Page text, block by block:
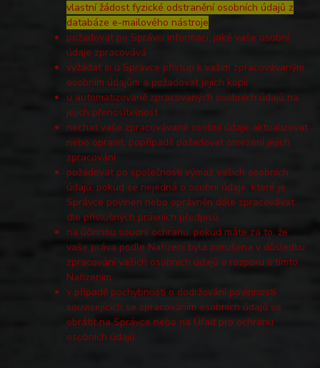
vlastní žádost fyzické odstranění osobních údajů z
databáze e-mailového nástroje
požadovat po Správci informaci, jaké vaše osobní
údaje zpracovává
vyžádat si u Správce přístup k vašim zpracovávaným
osobním údajům a požadovat jejich kopii
u automatizovaně zpracovaných osobních údajů na
jejich přenositelnost
nechat vaše zpracovávané osobní údaje aktualizovat
nebo opravit, popřípadě požadovat omezení jejich
zpracování
požadovat po společnosti výmaz vašich osobních
údajů, pokud se nejedná o osobní údaje, které je
Správce povinen nebo oprávněn dále zpracovávat
dle příslušných právních předpisů
na účinnou soudní ochranu, pokud máte za to, že
vaše práva podle Nařízení byla porušena v důsledku
zpracování vašich osobních údajů v rozporu s tímto
Nařízením
v případě pochybností o dodržování povinností
souvisejících se zpracováním osobních údajů se
obrátit na Správce nebo na Úřad pro ochranu
osobních údajů